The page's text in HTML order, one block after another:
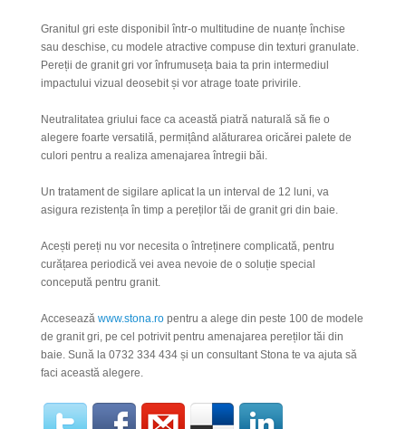
Granitul gri este disponibil într-o multitudine de nuanțe închise
sau deschise, cu modele atractive compuse din texturi granulate.
Pereții de granit gri vor înfrumuseța baia ta prin intermediul
impactului vizual deosebit și vor atrage toate privirile.
Neutralitatea griului face ca această piatră naturală să fie o
alegere foarte versatilă, permițând alăturarea oricărei palete de
culori pentru a realiza amenajarea întregii băi.
Un tratament de sigilare aplicat la un interval de 12 luni, va
asigura rezistența în timp a pereților tăi de granit gri din baie.
Acești pereți nu vor necesita o întreținere complicată, pentru
curățarea periodică vei avea nevoie de o soluție special
concepută pentru granit.
Accesează www.stona.ro pentru a alege din peste 100 de modele
de granit gri, pe cel potrivit pentru amenajarea pereților tăi din
baie . Sună la 0732 334 434 și un consultant Stona te va ajuta să
faci această alegere.